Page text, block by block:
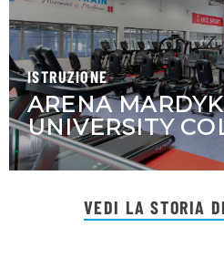
ISTRUZIONE
ARENA
UNIVERSITY
VEDI LA STORIA